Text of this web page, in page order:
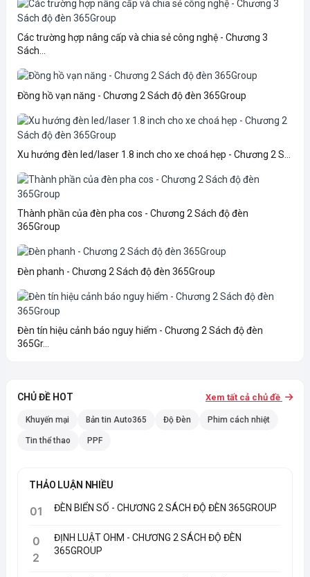
Các trường hợp nâng cấp và chia sẻ công nghệ - Chương 3
Sách...
Đồng hồ vạn năng - Chương 2 Sách độ đèn 365Group
Xu hướng đèn led/laser 1.8 inch cho xe choá hẹp - Chương 2 S...
Thành phần của đèn pha cos - Chương 2 Sách độ đèn
365Group
Đèn phanh - Chương 2 Sách độ đèn 365Group
Đèn tín hiệu cảnh báo nguy hiểm - Chương 2 Sách độ đèn
365Gr...
CHỦ ĐỀ HOT Xem tất cả chủ đề
Khuyến mại Bản tin Auto365 Độ Đèn Phim cách nhiệt
Tin thể thao PPF
THẢO LUẬN NHIỀU
01 ĐÈN BIỂN SỐ - CHƯƠNG 2 SÁCH ĐỘ ĐÈN 365GROUP
0
2
ĐỊNH LUẬT OHM - CHƯƠNG 2 SÁCH ĐỘ ĐÈN
365GROUP